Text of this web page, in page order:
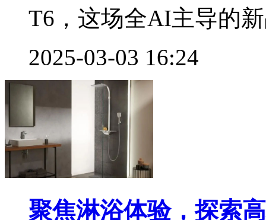
T6，这场全AI主导的
2025-03-03 16:24
聚焦淋浴体验，探索